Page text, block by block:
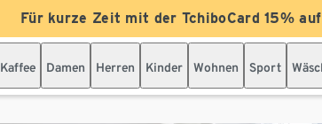
Für kurze Zeit mit der TchiboCard 15%
Kaffee Damen Herren Kinder Wohnen Sport